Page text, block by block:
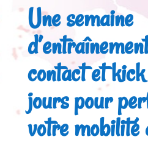
Une semaine
contact et
jours pour
votre mobilité